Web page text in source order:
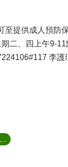
提供成人預防
二、四上午9-11
李護